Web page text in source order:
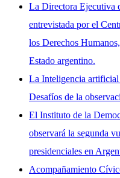
La Directora Ejecutiva
entrevistada por el
los Derechos
Estado argentino.
La Inteligencia artificial
Desafíos de la
El Instituto de la
observará la segunda
presidenciales en
Acompañamiento